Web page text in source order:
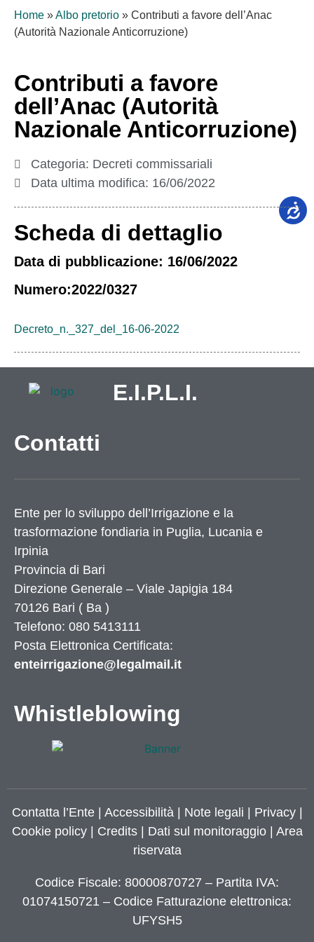
Home »Albo pretorio » Contributi a favore dell’Anac
(Autorità Nazionale Anticorruzione)
Contributi a favore
dell’Anac (Autorità
Nazionale Anticorruzione)
Categoria: Decreti commissariali
Data ultima modifica: 16/06/2022
Scheda di dettaglio
Data di pubblicazione: 16/06/2022
Numero:2022/0327
Decreto_n._327_del_16-06-2022
E.I.P.L.I.
Contatti
Ente per lo sviluppo dell’Irrigazione e la
trasformazione fondiaria in Puglia, Lucania e
Irpinia
Provincia di Bari
Direzione Generale – Viale Japigia 184
70126 Bari ( Ba )
Telefono: 080 5413111
Posta Elettronica Certificata:
enteirrigazione@legalmail.it
Whistleblowing
Contatta l’Ente| Accessibilità| Note legali Privacy|
Cookie policy| Credits| Dati sul monitoraggio | Area
riservata
Codice Fiscale: 80000870727 – Partita IVA:
01074150721 – Codice Fatturazione elettronica:
UFYSH5